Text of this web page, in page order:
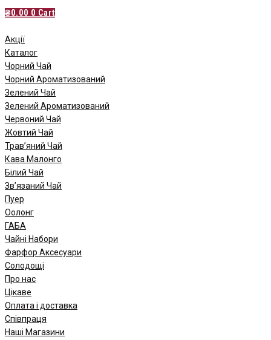
₴0.00 0 Cart
Акції
Каталог
Чорний Чай
Чорний Ароматизований
Зелений Чай
Зелений Ароматизований
Червоний Чай
Жовтий Чай
Трав’яний Чай
Кава Малонго
Білий Чай
Зв’язаний Чай
Пуер
Oолонг
ГАБА
Чайні Набори
Фарфор Аксесуари
Солодощі
Про нас
Цікаве
Оплата і доставка
Співпраця
Наші Магазини